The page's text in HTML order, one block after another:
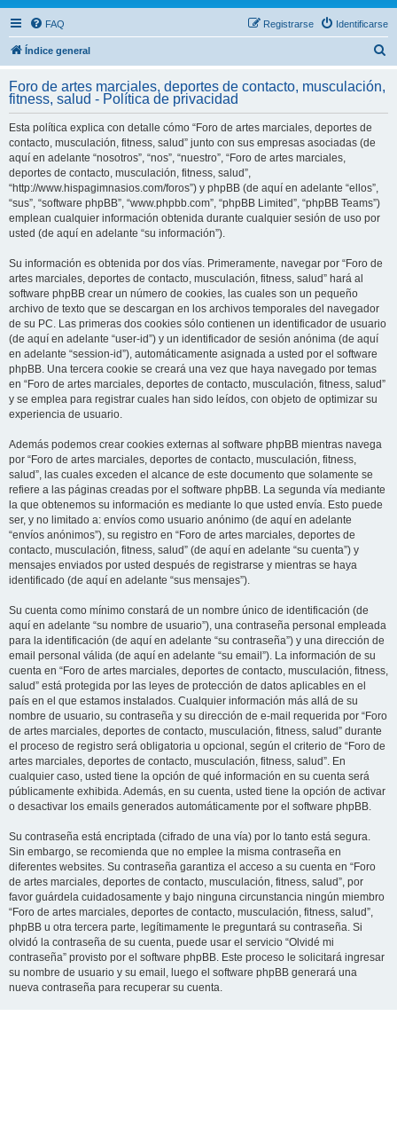
FAQ Identificarse
Registrarse
Índice general
c
Foro de artes marciales, deportes de contacto, musculación,
fitness, salud - Política de privacidad
Esta política explica con detalle cómo “Foro de artes marciales, deportes de
contacto, musculación, fitness, salud” junto con sus empresas asociadas (de
aquí en adelante “nosotros”, “nos”, “nuestro”, “Foro de artes marciales,
deportes de contacto, musculación, fitness, salud”,
“http://www.hispagimnasios.com/foros”) y phpBB (de aquí en adelante “ellos”,
“sus”, “software phpBB”, “www.phpbb.com”, “phpBB Limited”, “phpBB Teams”)
emplean cualquier información obtenida durante cualquier sesión de uso por
usted (de aquí en adelante “su información”).
Su información es obtenida por dos vías. Primeramente, navegar por “Foro de
artes marciales, deportes de contacto, musculación, fitness, salud” hará al
software phpBB crear un número de cookies, las cuales son un pequeño
archivo de texto que se descargan en los archivos temporales del navegador
de su PC. Las primeras dos cookies sólo contienen un identificador de usuario
(de aquí en adelante “user-id”) y un identificador de sesión anónima (de aquí
en adelante “session-id”), automáticamente asignada a usted por el software
phpBB. Una tercera cookie se creará una vez que haya navegado por temas
en “Foro de artes marciales, deportes de contacto, musculación, fitness, salud”
y se emplea para registrar cuales han sido leídos, con objeto de optimizar su
experiencia de usuario.
Además podemos crear cookies externas al software phpBB mientras navega
por “Foro de artes marciales, deportes de contacto, musculación, fitness,
salud”, las cuales exceden el alcance de este documento que solamente se
refiere a las páginas creadas por el software phpBB. La segunda vía mediante
la que obtenemos su información es mediante lo que usted envía. Esto puede
ser, y no limitado a: envíos como usuario anónimo (de aquí en adelante
“envíos anónimos”), su registro en “Foro de artes marciales, deportes de
contacto, musculación, fitness, salud” (de aquí en adelante “su cuenta”) y
mensajes enviados por usted después de registrarse y mientras se haya
identificado (de aquí en adelante “sus mensajes”).
Su cuenta como mínimo constará de un nombre único de identificación (de
aquí en adelante “su nombre de usuario”), una contraseña personal empleada
para la identificación (de aquí en adelante “su contraseña”) y una dirección de
email personal válida (de aquí en adelante “su email”). La información de su
cuenta en “Foro de artes marciales, deportes de contacto, musculación, fitness,
salud” está protegida por las leyes de protección de datos aplicables en el
país en el que estamos instalados. Cualquier información más allá de su
nombre de usuario, su contraseña y su dirección de e-mail requerida por “Foro
de artes marciales, deportes de contacto, musculación, fitness, salud” durante
el proceso de registro será obligatoria u opcional, según el criterio de “Foro de
artes marciales, deportes de contacto, musculación, fitness, salud”. En
cualquier caso, usted tiene la opción de qué información en su cuenta será
públicamente exhibida. Además, en su cuenta, usted tiene la opción de activar
o desactivar los emails generados automáticamente por el software phpBB.
Su contraseña está encriptada (cifrado de una vía) por lo tanto está segura.
Sin embargo, se recomienda que no emplee la misma contraseña en
diferentes websites. Su contraseña garantiza el acceso a su cuenta en “Foro
de artes marciales, deportes de contacto, musculación, fitness, salud”, por
favor guárdela cuidadosamente y bajo ninguna circunstancia ningún miembro
“Foro de artes marciales, deportes de contacto, musculación, fitness, salud”,
phpBB u otra tercera parte, legítimamente le preguntará su contraseña. Si
olvidó la contraseña de su cuenta, puede usar el servicio “Olvidé mi
contraseña” provisto por el software phpBB. Este proceso le solicitará ingresar
su nombre de usuario y su email, luego el software phpBB generará una
nueva contraseña para recuperar su cuenta.